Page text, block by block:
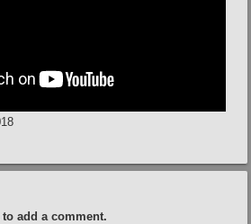
add a comment.